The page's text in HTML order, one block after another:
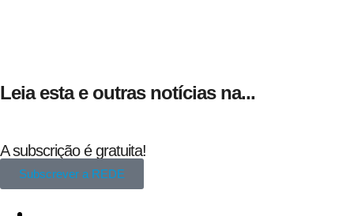
Leia esta e outras notícias na...
A subscrição é gratuita!
Subscrever a REDE